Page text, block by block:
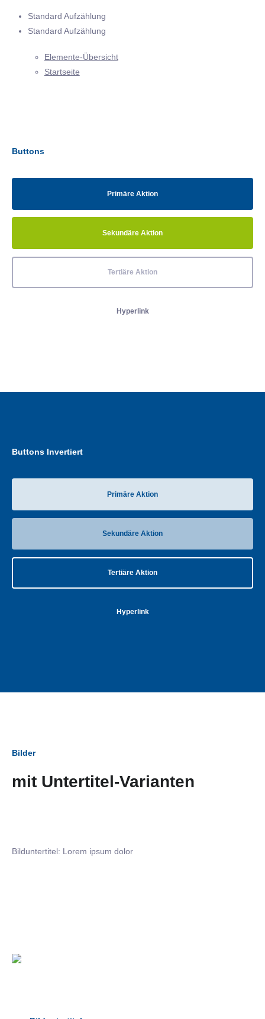
Standard Aufzählung
Standard Aufzählung
Elemente-Übersicht
Startseite
Buttons
Primäre Aktion
Sekundäre Aktion
Tertiäre Aktion
Hyperlink
Buttons Invertiert
Primäre Aktion
Sekundäre Aktion
Tertiäre Aktion
Hyperlink
Bilder
mit Untertitel-Varianten
Bilduntertitel: Lorem ipsum dolor